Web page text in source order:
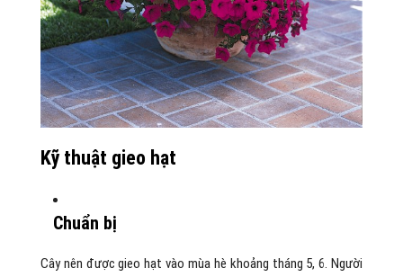
Kỹ thuật gieo hạt
Chuẩn bị
Cây nên được gieo hạt vào mùa hè khoảng tháng 5, 6. Người